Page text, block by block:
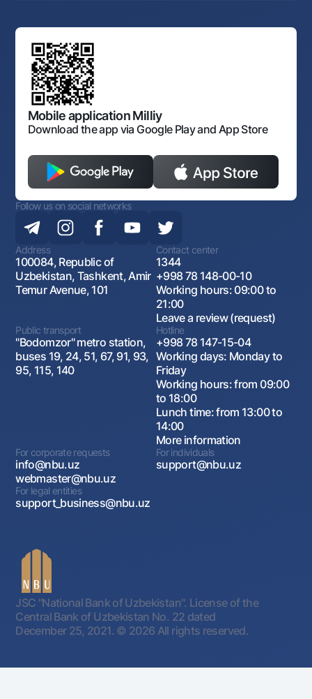
Bank structure
Anti corruption
Corporate identity
Sitemap
Auctions
Offices and ATMs
Consent for processing personal data
Art Gallery of Uzbekistan
Standard contracts
Discussion of draft regulatory documents
Laws and Regulations
The procedure and operating hours of the National Bank
for Foreign Economic Activity of Uzbekistan
Open data
Antimonopoly compliance
Mobile application Milliy
Download the app via Google Play and App Store
Follow us on social networks
Address
100084, Republic of
Uzbekistan, Tashkent, Amir
Temur Avenue, 101
Contact center
1344
+998 78 148-00-10
Working hours: 09:00 to
21:00
Leave a review (request)
Public transport
"Bodomzor" metro station,
buses 19, 24, 51, 67, 91, 93,
95, 115, 140
Hotline
+998 78 147-15-04
Working days: Monday to
Friday
Working hours: from 09:00
to 18:00
Lunch time: from 13:00 to
14:00
More information
For corporate requests
info@nbu.uz
webmaster@nbu.uz
For individuals
support@nbu.uz
For legal entities
support_business@nbu.uz
JSC "National Bank of Uzbekistan". License of the
Central Bank of Uzbekistan No. 22 dated
December 25, 2021. © 2026 All rights reserved.